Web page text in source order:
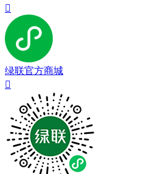

绿联官方商城
